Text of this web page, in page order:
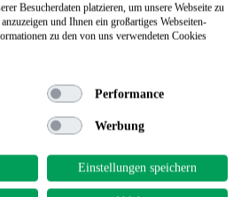
Besucherdaten platzieren, um unsere Webseite zu
und Ihnen ein großartiges Webseiten-
zu den von uns verwendeten Cookies
Performance
Werbung
Einstellungen speichern